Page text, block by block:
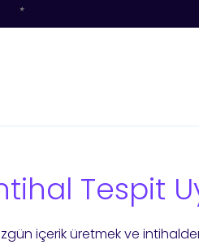
Tespit
içerik üretmek ve